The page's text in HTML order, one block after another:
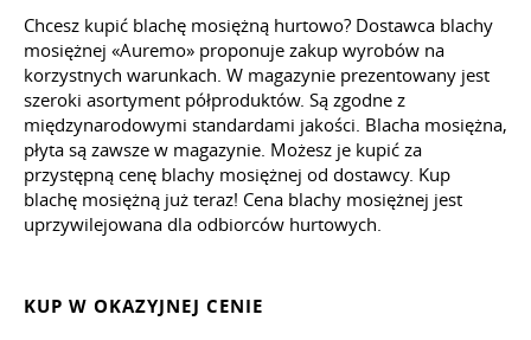
Chcesz kupić blachę mosiężną hurtowo? Dostawca blachy
mosiężnej «Auremo» proponuje zakup wyrobów na
korzystnych warunkach. W magazynie prezentowany jest
szeroki asortyment półproduktów. Są zgodne z
międzynarodowymi standardami jakości. Blacha mosiężna,
płyta są zawsze w magazynie. Możesz je kupić za
przystępną cenę blachy mosiężnej od dostawcy. Kup
blachę mosiężną już teraz! Cena blachy mosiężnej jest
uprzywilejowana dla odbiorców hurtowych.
KUP W OKAZYJNEJ CENIE